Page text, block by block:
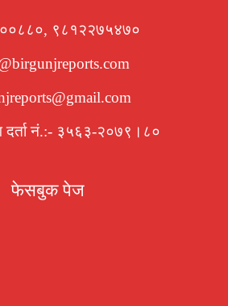
९८१२२७५४७०
दर्ता नं.:- ३५६३-२०७९।८०
फेसबुक पेज